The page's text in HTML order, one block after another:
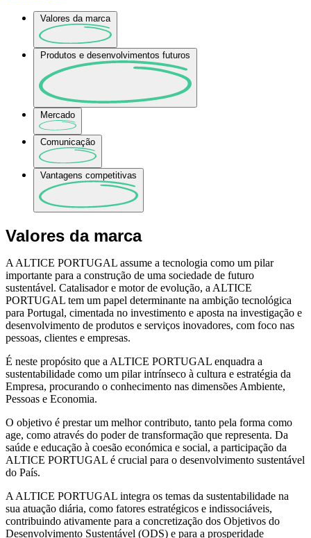
Valores da marca
Produtos e desenvolvimentos futuros
Mercado
Comunicação
Vantagens competitivas
Valores da marca
A ALTICE PORTUGAL assume a tecnologia como um pilar
importante para a construção de uma sociedade de futuro
sustentável. Catalisador e motor de evolução, a ALTICE
PORTUGAL tem um papel determinante na ambição tecnológica
para Portugal, cimentada no investimento e aposta na investigação e
desenvolvimento de produtos e serviços inovadores, com foco nas
pessoas, clientes e empresas.
É neste propósito que a ALTICE PORTUGAL enquadra a
sustentabilidade como um pilar intrínseco à cultura e estratégia da
Empresa, procurando o conhecimento nas dimensões Ambiente,
Pessoas e Economia.
O objetivo é prestar um melhor contributo, tanto pela forma como
age, como através do poder de transformação que representa. Da
saúde e educação à coesão económica e social, a participação da
ALTICE PORTUGAL é crucial para o desenvolvimento sustentável
do País.
A ALTICE PORTUGAL integra os temas da sustentabilidade na
sua atuação diária, como fatores estratégicos e indissociáveis,
contribuindo ativamente para a concretização dos Objetivos do
Desenvolvimento Sustentável (ODS) e para a prosperidade